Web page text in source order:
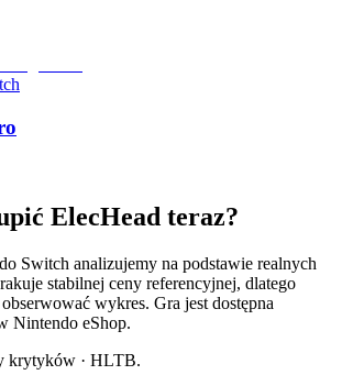
ElecHead teraz?
Switch analizujemy na podstawie realnych
stabilnej ceny referencyjnej, dlatego
wykres. Gra jest dostępna
Nintendo eShop.
krytyków · HLTB.